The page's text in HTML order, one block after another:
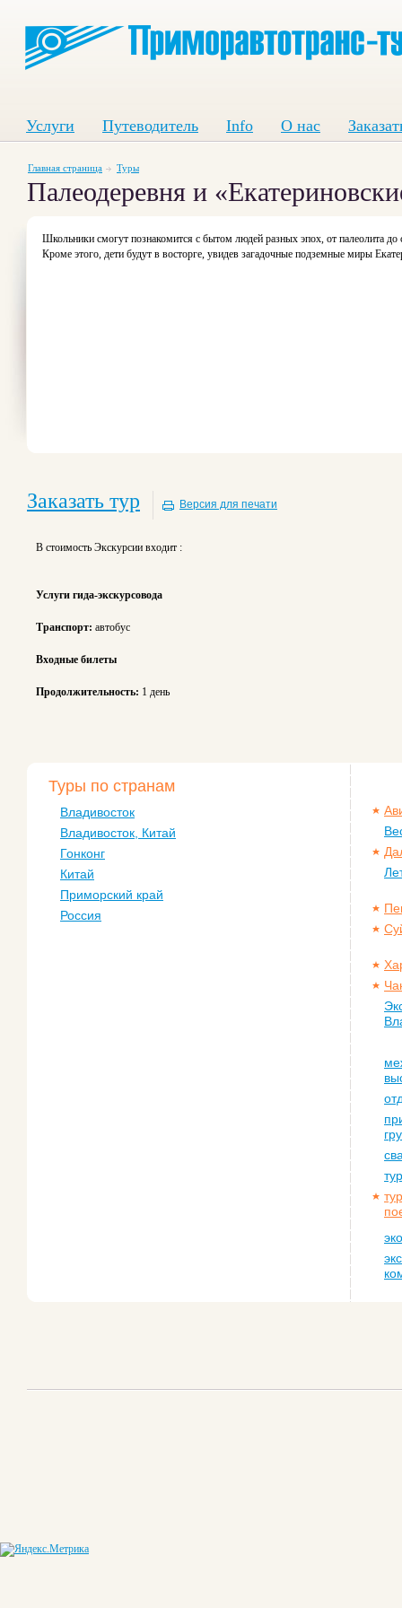
Услуги Путеводитель Info О нас
Главная страница Туры
Палеодеревня и
Школьники смогут познакомится с бытом людей разных эпох, от палеолита до
Кроме этого, дети будут в восторге, увидев загадочные подземные миры
Заказать тур Версия для печати
В стоимость Экскурсии входит :
Услуги гида-экскурсовода
Транспорт: автобус
Входные билеты
Продолжительность: 1 день
Туры по странам
Владивосток
Владивосток, Китай
Гонконг
Китай
Приморский край
Россия